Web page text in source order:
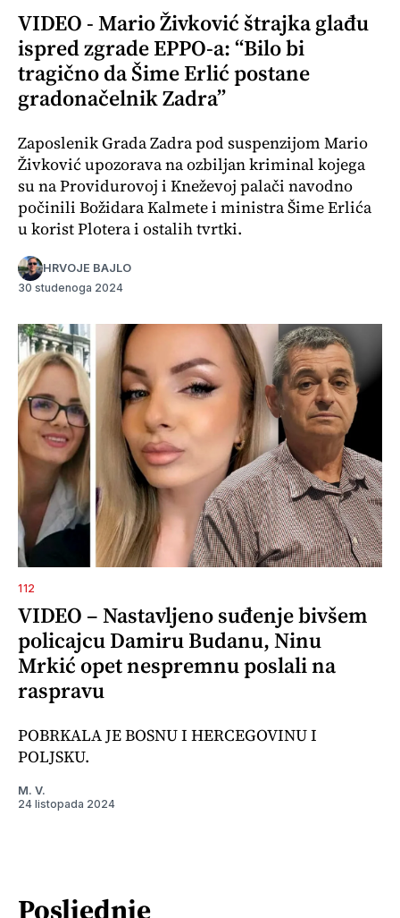
VIDEO - Mario Živković štrajka glađu
ispred zgrade EPPO-a: “Bilo bi
tragično da Šime Erlić postane
gradonačelnik Zadra”
Zaposlenik Grada Zadra pod suspenzijom Mario
Živković upozorava na ozbiljan kriminal kojega
su na Providurovoj i Kneževoj palači navodno
počinili Božidara Kalmete i ministra Šime Erlića
u korist Plotera i ostalih tvrtki.
HRVOJE BAJLO
30 studenoga 2024
112
VIDEO – Nastavljeno suđenje bivšem
policajcu Damiru Budanu, Ninu
Mrkić opet nespremnu poslali na
raspravu
POBRKALA JE BOSNU I HERCEGOVINU I
POLJSKU.
M. V.
24 listopada 2024